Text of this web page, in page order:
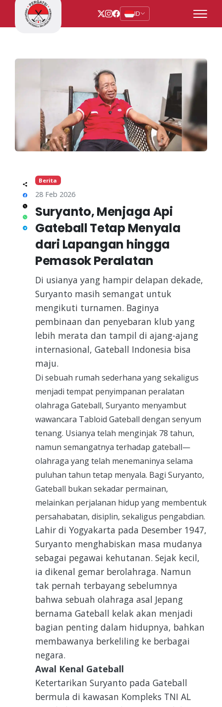
ID
Berita
28 Feb 2026
Suryanto, Menjaga Api
Gateball Tetap Menyala
dari Lapangan hingga
Pemasok Peralatan
Di usianya yang hampir delapan dekade,
Suryanto masih semangat untuk
mengikuti turnamen. Baginya
pembinaan dan penyebaran klub yang
lebih merata dan tampil di ajang-ajang
internasional, Gateball Indonesia bisa
maju.
Di sebuah rumah sederhana yang sekaligus
menjadi tempat penyimpanan peralatan
olahraga Gateball, Suryanto menyambut
wawancara Tabloid Gateball dengan senyum
tenang. Usianya telah menginjak 78 tahun,
namun semangatnya terhadap gateball—
olahraga yang telah menemaninya selama
puluhan tahun tetap menyala. Bagi Suryanto,
Gateball bukan sekadar permainan,
melainkan perjalanan hidup yang membentuk
persahabatan, disiplin, sekaligus pengabdian.
Lahir di Yogyakarta pada Desember 1947,
Suryanto menghabiskan masa mudanya
sebagai pegawai kehutanan. Sejak kecil,
ia dikenal gemar berolahraga. Namun
tak pernah terbayang sebelumnya
bahwa sebuah olahraga asal Jepang
bernama Gateball kelak akan menjadi
bagian penting dalam hidupnya, bahkan
membawanya berkeliling ke berbagai
negara.
Awal Kenal Gateball
Ketertarikan Suryanto pada Gateball
bermula di kawasan Kompleks TNI AL